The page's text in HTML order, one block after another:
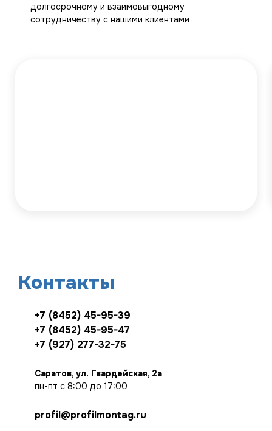
долгосрочному и взаимовыгодному
сотрудничеству с нашими клиентами
Контакты
+7 (8452) 45-95-39
+7 (8452) 45-95-47
+7 (927) 277-32-75
Саратов, ул. Гвардейская, 2а
пн-пт с 8:00 до 17:00
profil@profilmontag.ru